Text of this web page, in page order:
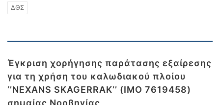
ΔΘΣ
Έγκριση χορήγησης παράτασης εξαίρεσης
για τη χρήση του καλωδιακού πλοίου
‘’NEXANS SKAGERRAK’’ (IMO 7619458)
σημαίας Νορβηγίας